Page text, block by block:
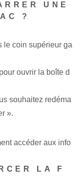
UNE
?
le coin supérieur ga
ouvrir la boîte d
souhaitez redéma
».
accéder aux info
LA F